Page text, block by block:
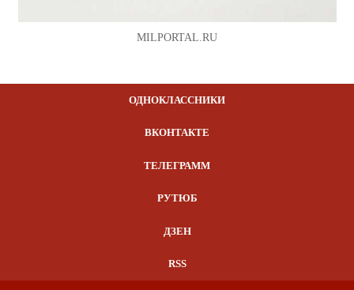
MILPORTAL.RU
ОДНОКЛАССНИКИ
ВКОНТАКТЕ
ТЕЛЕГРАММ
РУТЮБ
ДЗЕН
RSS